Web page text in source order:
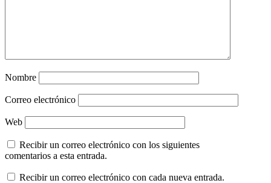
Nombre
Correo electrónico
Web
Recibir un correo electrónico con los siguientes
comentarios a esta entrada.
Recibir un correo electrónico con cada nueva entrada.